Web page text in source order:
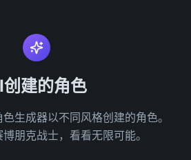
建的角色
生成器以不同风格创建的角色。
朋克战士，看看无限可能。